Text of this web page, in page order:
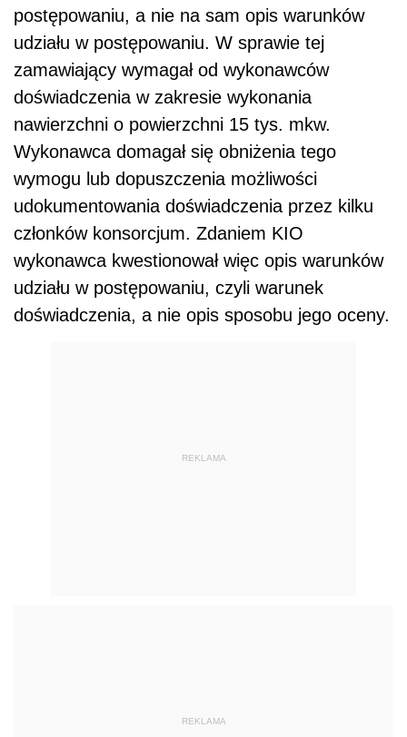
postępowaniu, a nie na sam opis warunków
udziału w postępowaniu. W sprawie tej
zamawiający wymagał od wykonawców
doświadczenia w zakresie wykonania
nawierzchni o powierzchni 15 tys. mkw.
Wykonawca domagał się obniżenia tego
wymogu lub dopuszczenia możliwości
udokumentowania doświadczenia przez kilku
członków konsorcjum. Zdaniem KIO
wykonawca kwestionował więc opis warunków
udziału w postępowaniu, czyli warunek
doświadczenia, a nie opis sposobu jego oceny.
REKLAMA
REKLAMA